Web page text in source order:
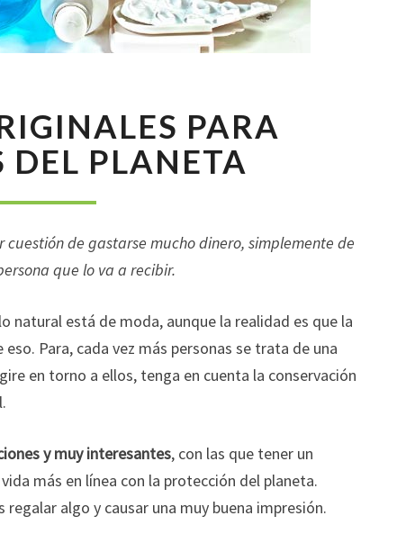
ORIGINALES
PARA
AMANTES
PARA
PLANETA
de gastarse mucho dinero, simplemente de
que lo va a recibir.
natural está de moda, aunque la realidad es que la
Para, cada vez más personas se trata de una
en torno a ellos, tenga en cuenta la conservación
y muy interesantes, con las que tener un
más en línea con la protección del planeta.
algo y causar una muy buena impresión.